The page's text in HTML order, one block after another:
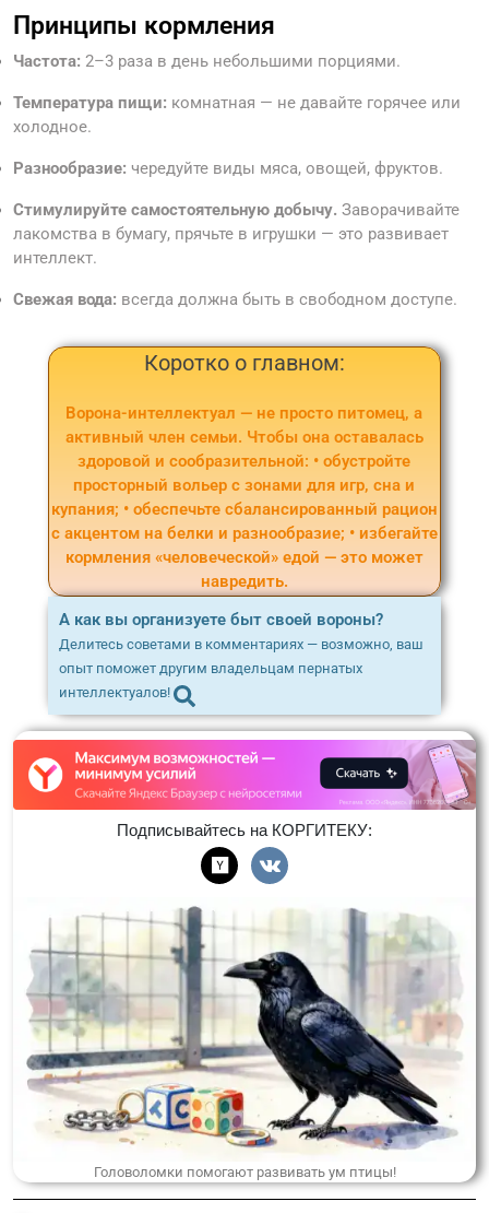
Принципы кормления
Частота: 2–3 раза в день небольшими порциями.
Температура пищи: комнатная — не давайте горячее или
холодное.
Разнообразие: чередуйте виды мяса, овощей, фруктов.
Стимулируйте самостоятельную добычу. Заворачивайте
лакомства в бумагу, прячьте в игрушки — это развивает
интеллект.
Свежая вода: всегда должна быть в свободном доступе.
Коротко о главном:
Ворона-интеллектуал — не просто питомец, а
активный член семьи. Чтобы она оставалась
здоровой и сообразительной: • обустройте
просторный вольер с зонами для игр, сна и
купания; • обеспечьте сбалансированный рацион
с акцентом на белки и разнообразие; • избегайте
кормления «человеческой» едой — это может
навредить.
А как вы организуете быт своей вороны?
Делитесь советами в комментариях — возможно, ваш
опыт поможет другим владельцам пернатых
интеллектуалов!
Подписывайтесь на КОРГИТЕКУ:
Головоломки помогают развивать ум птицы!